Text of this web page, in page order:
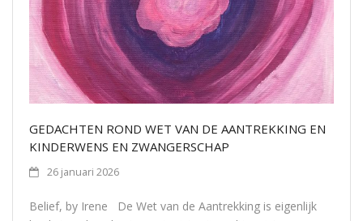
GEDACHTEN ROND WET VAN DE AANTREKKING EN
KINDERWENS EN ZWANGERSCHAP
26 januari 2026
Belief, by Irene De Wet van de Aantrekking is eigenlijk